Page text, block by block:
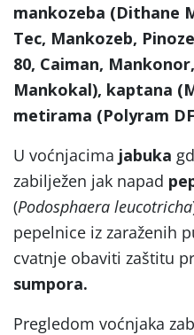
mankozeba (Dithane
Tec, Mankozeb,
80, Caiman,
Mankokal), kaptana
metirama (Polyram
U voćnjacima jabuka
zabilježen jak napad
(Podosphaera leucotricha
pepelnice iz zaraženih
cvatnje obaviti zaštitu
sumpora.
Pregledom voćnjaka